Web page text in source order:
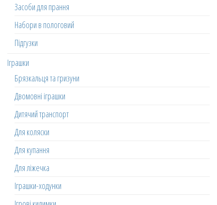
Засоби для прання
Набори в пологовий
Підгузки
Іграшки
Брязкальця та гризуни
Двомовні іграшки
Дитячий транспорт
Для коляски
Для купання
Для ліжечка
Іграшки-ходунки